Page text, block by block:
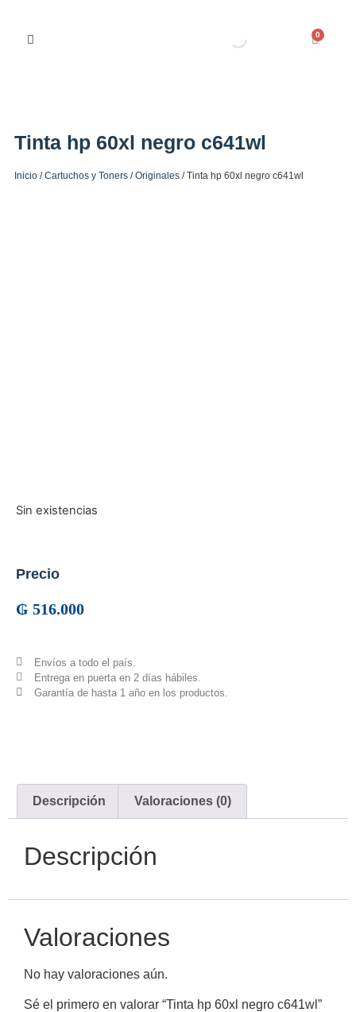
0
Tinta hp 60xl negro c641wl
Inicio /Cartuchos y Toners /Originales / Tinta hp 60xl negro c641wl
Sin existencias
Precio
₲ 516.000
Envíos a todo el país.
Entrega en puerta en 2 días hábiles.
Garantía de hasta 1 año en los productos.
Descripción Valoraciones (0)
Descripción
Valoraciones
No hay valoraciones aún.
Sé el primero en valorar “Tinta hp 60xl negro c641wl”